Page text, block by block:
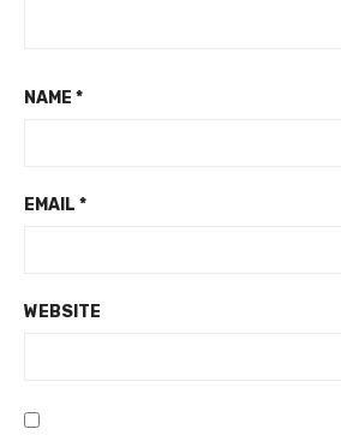
NAME *
EMAIL *
WEBSITE